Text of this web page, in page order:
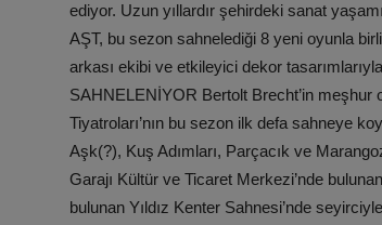
ediyor. Uzun yıllardır şehirdeki sanat
AŞT, bu sezon sahnelediği 8 yeni oyunla
arkası ekibi ve etkileyici dekor
SAHNELENİYOR Bertolt Brecht’in meşhur
Tiyatroları’nın bu sezon ilk defa sahneye
Aşk(?), Kuş Adımları, Parçacık ve
Garajı Kültür ve Ticaret Merkezi’nde
bulunan Yıldız Kenter Sahnesi’nde